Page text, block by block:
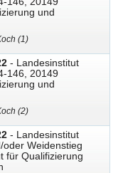
und
(1)
- Landesinstitut
146, 20149
und
(2)
- Landesinstitut
Weidenstieg
für Qualifizierung